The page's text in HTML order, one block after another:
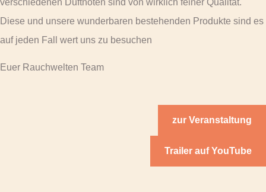
verschiedenen Duftnoten sind von wirklich feiner Qualität.
Diese und unsere wunderbaren bestehenden Produkte sind es
auf jeden Fall wert uns zu besuchen
Euer Rauchwelten Team
zur Veranstaltung
Trailer auf YouTube